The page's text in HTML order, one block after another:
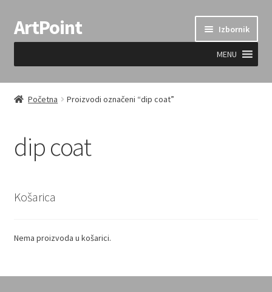
Preskoči
na
Skoči
do
ArtPoint Izbornik
MENU
Uvjeti prodaje
Početna Proizvodi označeni “dip coat”
dip coat
Košarica
Nema proizvoda u košarici.